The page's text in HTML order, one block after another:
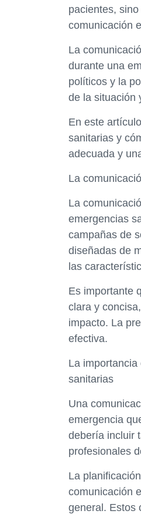
pacientes,
comunicación
La
durante una
políticos y la
de la situación
En este
sanitarias y
adecuada y
La
La
emergencias
campañas de
diseñadas de
las
Es importante
clara y
impacto. La
efectiva.
La
sanitarias
Una
emergencia
debería incluir
profesionales
La
comunicación
general. Estos